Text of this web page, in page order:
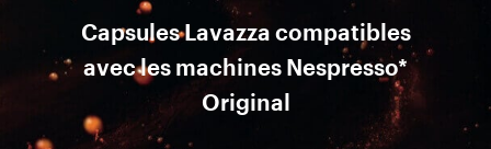
Capsules Lavazza compatibles
avec les machines Nespresso*
Original